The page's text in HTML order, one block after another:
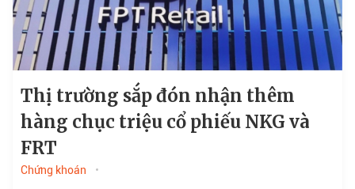
Thị trường sắp đón nhận thêm
hàng chục triệu cổ phiếu NKG và
FRT
Chứng khoán